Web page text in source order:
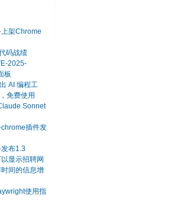
架Chrome
码战绩
2025-
板
AI 编程工
免费使用
Sonnet
插件发
布1.3
显示招聘网
间的信息增
使用指